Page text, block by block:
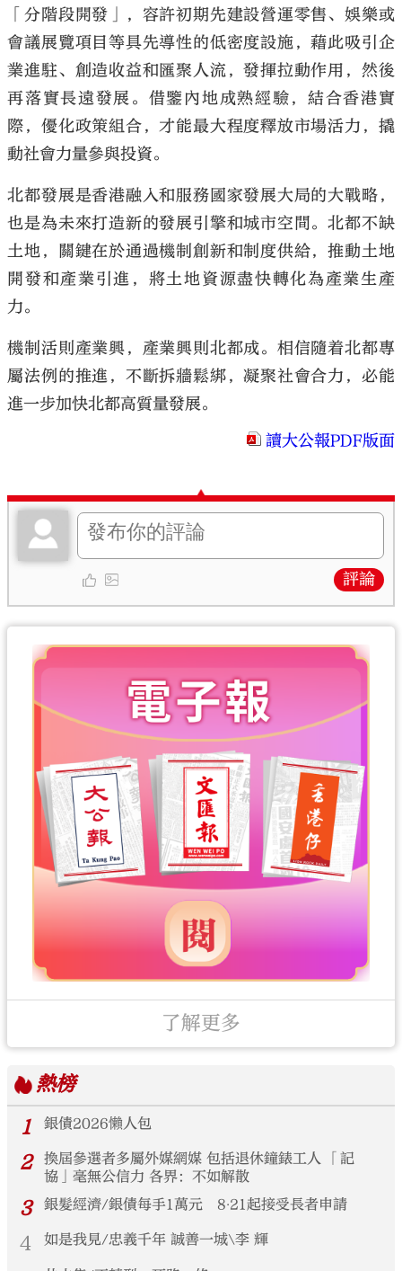
「分階段開發」，容許初期先建設營運零售、娛樂或
會議展覽項目等具先導性的低密度設施，藉此吸引企
業進駐、創造收益和匯聚人流，發揮拉動作用，然後
再落實長遠發展。借鑒內地成熟經驗，結合香港實
際，優化政策組合，才能最大程度釋放市場活力，撬
動社會力量參與投資。
北都發展是香港融入和服務國家發展大局的大戰略，
也是為未來打造新的發展引擎和城市空間。北都不缺
土地，關鍵在於通過機制創新和制度供給，推動土地
開發和產業引進，將土地資源盡快轉化為產業生產
力。
機制活則產業興，產業興則北都成。相信隨着北都專
屬法例的推進，不斷拆牆鬆綁，凝聚社會合力，必能
進一步加快北都高質量發展。
讀大公報PDF版面
評論
了解更多
熱榜
1
銀債2026懶人包
2
換屆參選者多屬外媒網媒 包括退休鐘錶工人 「記
協」毫無公信力 各界：不如解散
3 銀髮經濟/銀債每手1萬元 8‧21起接受長者申請
4 如是我見/忠義千年 誠善一城\李 輝